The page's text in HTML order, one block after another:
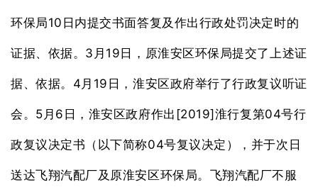
环保局10 日内提交书面答复及作出行政处罚决定时的
证据、依据。 3 月 19 日，原淮安区环保局提交了上述证
据、依据。 4 月 19 日，淮安区政府举行了行政复议听证
会。 5 月 6 日，淮安区政府作出 [2019]淮行复第04号行
政复议决定书（以下简称04号复议决定），并于次日
送达飞翔汽配厂及原淮安区环保局。飞翔汽配厂不服